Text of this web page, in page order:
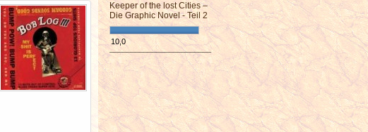
Keeper of the lost Cities –
Die Graphic Novel - Teil 2
10,0
¯¯¯¯¯¯¯¯¯¯¯¯¯¯¯¯¯¯¯¯¯¯¯¯